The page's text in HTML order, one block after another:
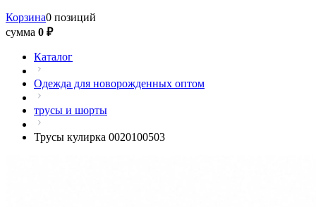
Корзина0 позиций
сумма 0 ₽
Каталог
Одежда для новорожденных оптом
трусы и шорты
Трусы кулирка 0020100503